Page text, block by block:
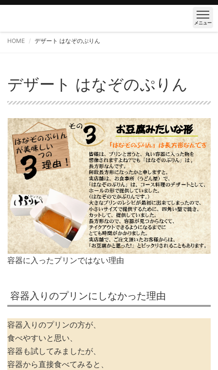
メニュー
HOME デザート はなぞのぷりん
デザート はなぞのぷりん
容器に入ったプリンではない理由
容器入りのプリンにしなかった理由
容器入りのプリンの方が、
食べやすいと思い、
容器も試してみましたが、
容器から直接食べてみると、